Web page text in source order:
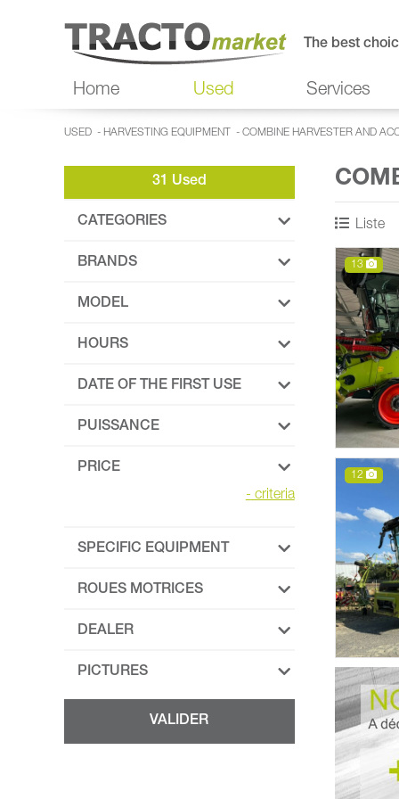
The best
Home Used Services
USED - HARVESTING EQUIPMENT - COMBINE HARVESTER AND
31 Used
CATEGORIES
BRANDS
MODEL
HOURS
DATE OF THE FIRST USE
PUISSANCE
PRICE
- criteria
SPECIFIC EQUIPMENT
ROUES MOTRICES
DEALER
PICTURES
Liste
13
12